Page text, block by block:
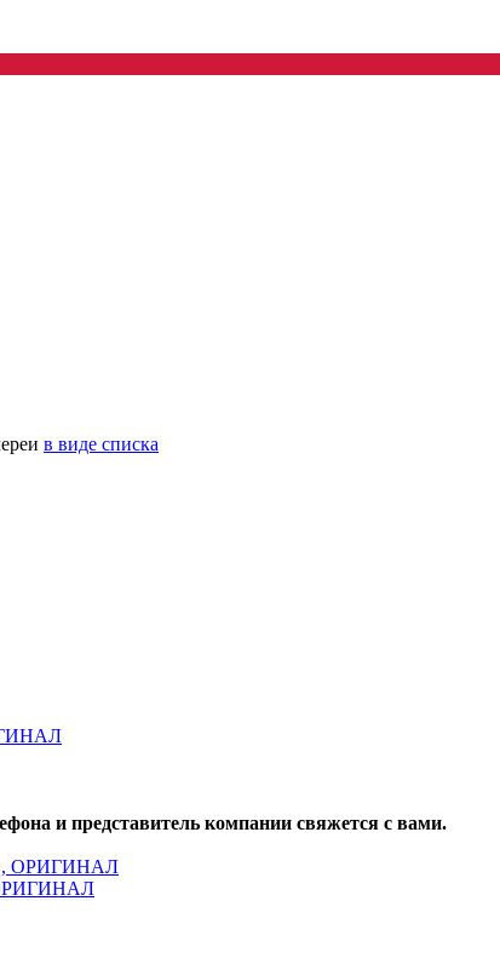
в виде списка
и представитель компании свяжется с вами.
ОРИГИНАЛ